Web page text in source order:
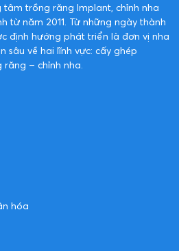
tâm trồng răng Implant, chỉnh nha
từ năm 2011. Từ những ngày thành
định hướng phát triển là đơn vị nha
sâu về hai lĩnh vực: cấy ghép
– chỉnh nha.
hóa